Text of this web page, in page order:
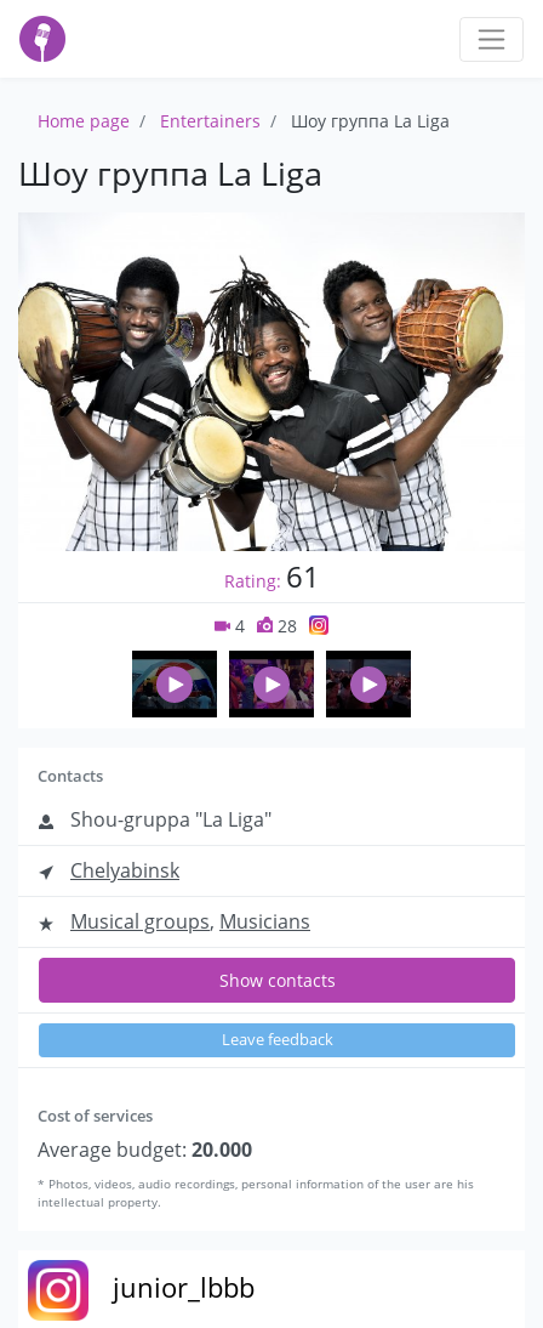
Home page Entertainers Шоу группа La Liga
Шоу группа La Liga
Rating: 61
4 28
Contacts
Shou-gruppa "La Liga"
Chelyabinsk
Musical groups, Musicians
Show contacts
Leave feedback
Cost of services
Average budget: 20.000
* Photos, videos, audio recordings, personal information of the user are his
intellectual property.
junior_lbbb